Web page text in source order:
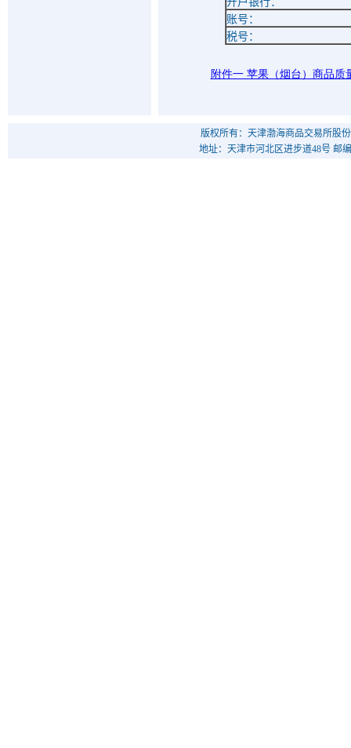
账号：
税号：
附件一 苹果（烟台）商品质
版权所有：天津渤海商品交易所股
地址：天津市河北区进步道48号 邮